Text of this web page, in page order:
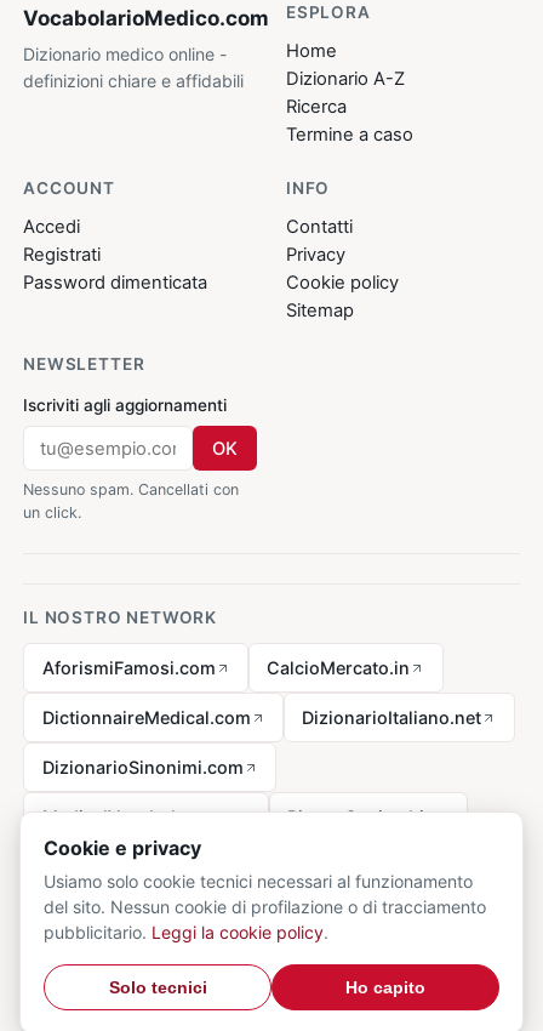
VocabolarioMedico.com
Dizionario medico online -
definizioni chiare e affidabili
ESPLORA
Home
Dizionario A-Z
Ricerca
Termine a caso
ACCOUNT
Accedi
Registrati
Password dimenticata
INFO
Contatti
Privacy
Cookie policy
Sitemap
NEWSLETTER
Iscriviti agli aggiornamenti
OK
Nessuno spam. Cancellati con
un click.
IL NOSTRO NETWORK
AforismiFamosi.com CalcioMercato.in
DictionnaireMedical.com DizionarioItaliano.net
DizionarioSinonimi.com
MedicalVocabulary.org RicetteCucina.biz
Avviso legale ai sensi della legge n. 62 del 07.03.2001
© 2026 VocabolarioMedico.com - tutti i diritti riservati. Privacy
Cookie·Contatti
Cookie e privacy
Usiamo solo cookie tecnici necessari al funzionamento
del sito. Nessun cookie di profilazione o di tracciamento
pubblicitario. Leggi la cookie policy.
Solo tecnici Ho capito